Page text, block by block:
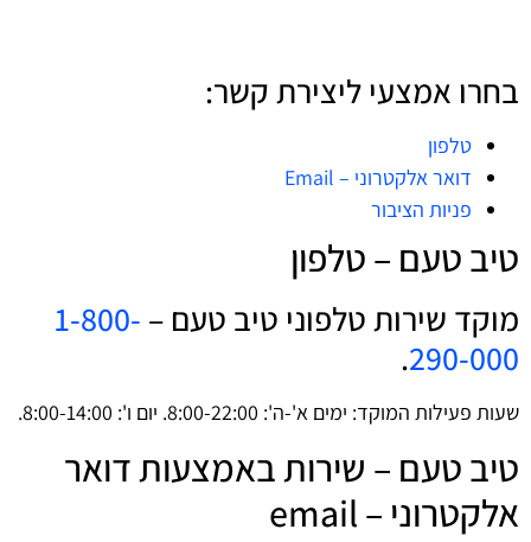
בחרו אמצעי ליצירת קשר:
טלפון
דואר אלקטרוני – Email
פניות הציבור
טיב טעם – טלפון
מוקד שירות טלפוני טיב טעם – 1-800-
290-000
.
שעות פעילות המוקד: ימים א'-ה': 8:00-22:00. יום ו': 8:00-14:00.
טיב טעם – שירות באמצעות דואר
אלקטרוני – email